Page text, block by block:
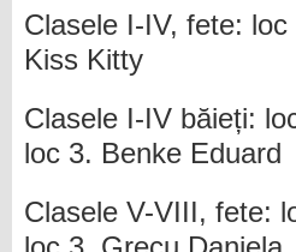
Clasele I-IV, fete:
Kiss Kitty
Clasele I-IV băieți:
loc 3. Benke Eduard
Clasele V-VIII, fete: